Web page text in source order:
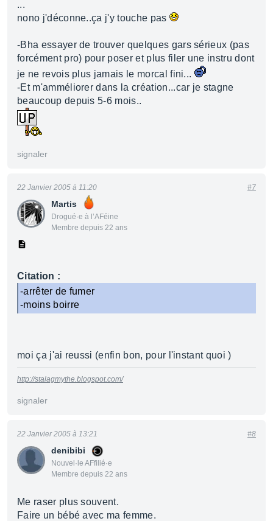
...
nono j'déconne..ça j'y touche pas
-Bha essayer de trouver quelques gars sérieux (pas
forcément pro) pour poser et plus filer une instru dont
je ne revois plus jamais le morcal fini...
-Et m'amméliorer dans la création...car je stagne
beaucoup depuis 5-6 mois..
signaler
Martis
Drogué·e à l’AFéine
Membre depuis 22 ans
22 Janvier 2005 à 11:20 #7
Citation :
-arrêter de fumer
-moins boirre
moi ça j'ai reussi (enfin bon, pour l'instant quoi )
http://stalagmythe.blogspot.com/
signaler
denibibi
Nouvel·le AFfilié·e
Membre depuis 22 ans
22 Janvier 2005 à 13:21 #8
Me raser plus souvent.
Faire un bébé avec ma femme.